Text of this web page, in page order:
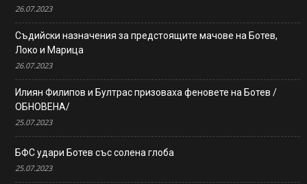
26.07.2023
Съдийски назначения за предстоящите мачове на Ботев,
Локо и Марица
26.07.2023
Илиян Филипов и Бултрас призоваха феновете на Ботев /
ОБНОВЕНА/
25.07.2023
БФС удари Ботев със солена глоба
25.07.2023